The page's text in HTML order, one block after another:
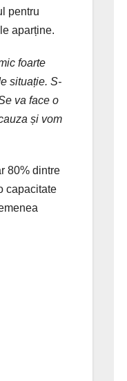
pentru
le aparține.
foarte
situație. S-
va face o
și vom
80% dintre
capacitate